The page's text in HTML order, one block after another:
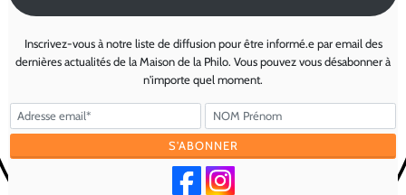
Inscrivez-vous à notre liste de diffusion pour être informé.e par email des
dernières actualités de la Maison de la Philo. Vous pouvez vous désabonner à
n'importe quel moment.